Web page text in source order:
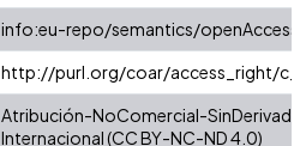
info:eu-repo/semantics/openAccess
http://purl.org/coar/access_right/
Atribución-NoComercial-
Internacional (CC BY-NC-ND 4.0)